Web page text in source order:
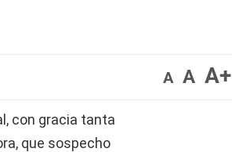
A A A+
con gracia tanta
que sospecho